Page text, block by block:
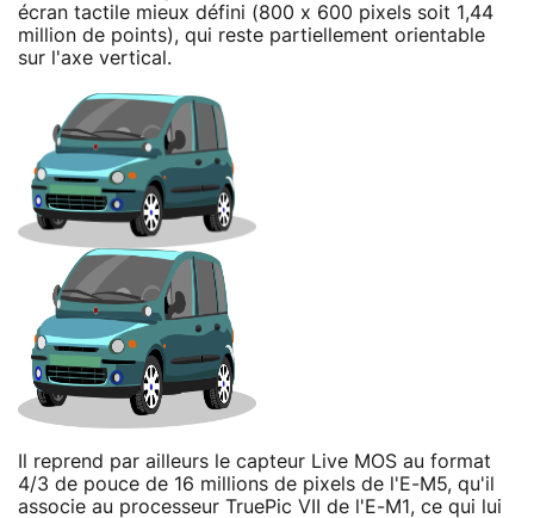
écran tactile mieux défini (800 x 600 pixels soit 1,44
million de points), qui reste partiellement orientable
sur l'axe vertical.
Il reprend par ailleurs le capteur Live MOS au format
4/3 de pouce de 16 millions de pixels de l'E-M5, qu'il
associe au processeur TruePic VII de l'E-M1, ce qui lui